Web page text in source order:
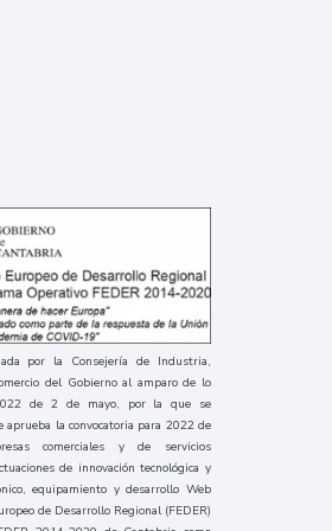
por la Consejería de Industria,
del Gobierno al amparo de lo
de 2 de mayo, por la que se
aprueba la convocatoria para 2022 de
comerciales y de servicios
de innovación tecnológica y
equipamiento y desarrollo Web
de Desarrollo Regional (FEDER)